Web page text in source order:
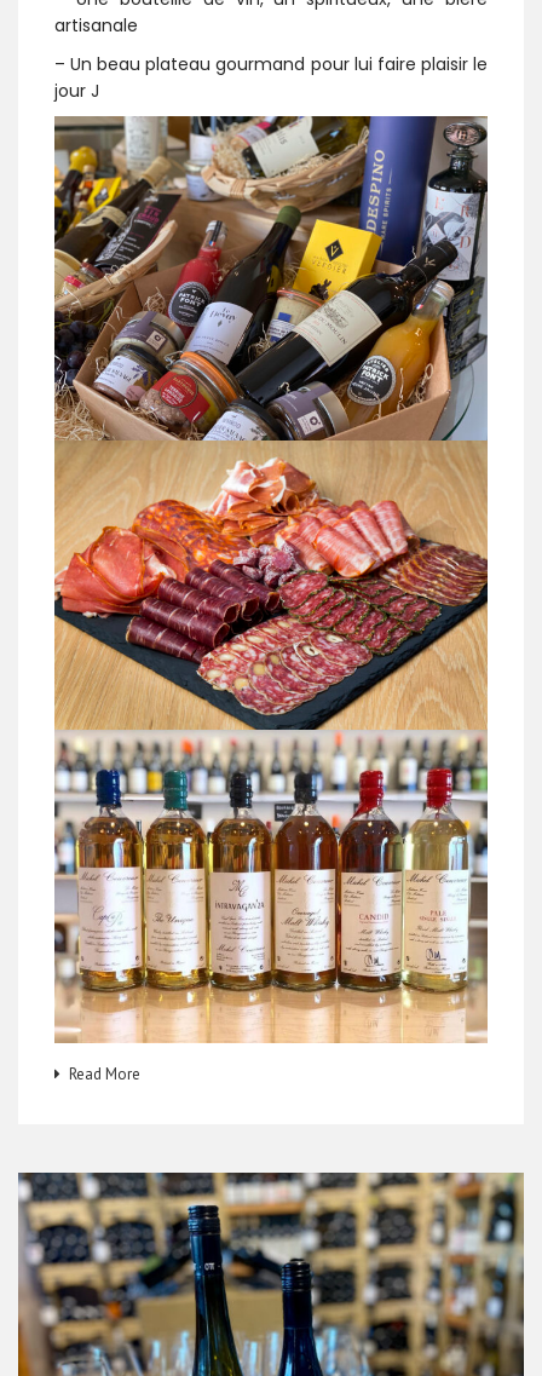
artisanale
– Un beau plateau gourmand pour lui faire plaisir le
jour J
Read More